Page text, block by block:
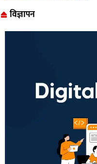
विज्ञापन